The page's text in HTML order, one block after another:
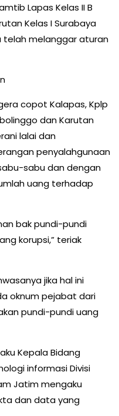
Lapas Kelas II B
Kelas I Surabaya
telah melanggar aturan
copot Kalapas, Kplp
dan Karutan
lalai dan
penyalahgunaan
sabu dan dengan
uang terhadap
bak pundi-pundi
korupsi,” teriak
jika hal ini
oknum pejabat dari
pundi-pundi uang
Kepala Bidang
informasi Divisi
Jatim mengaku
dan data yang